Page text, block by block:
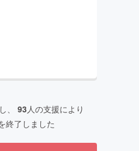
、 93人の支援により
終了しました